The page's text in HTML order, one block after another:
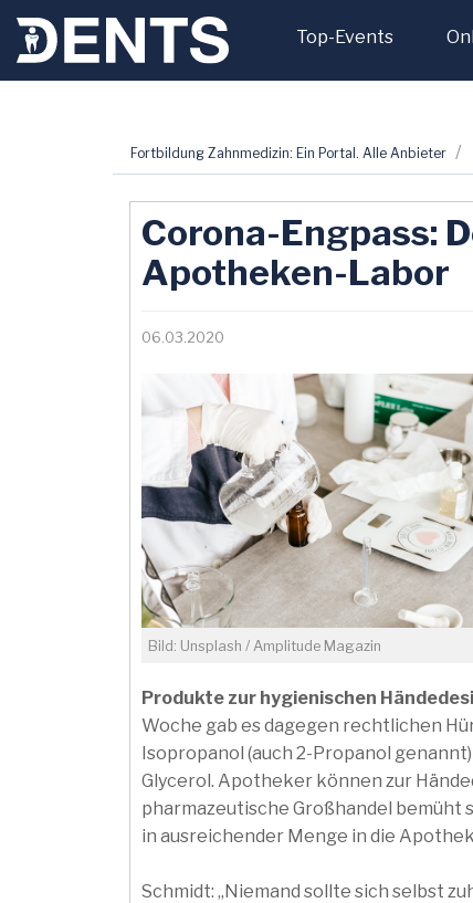
Top-Events
Fortbildung Zahnmedizin: Ein Portal. Alle Anbieter
Corona-Engpass:
Apotheken-Labor
06.03.2020
Bild: Unsplash / Amplitude Magazin
Produkte zur hygienischen
Woche gab es dagegen rechtlichen
Isopropanol (auch 2-Propanol
Glycerol. Apotheker können zur
pharmazeutische Großhandel
in ausreichender Menge in die
Schmidt: „Niemand sollte sich selbst